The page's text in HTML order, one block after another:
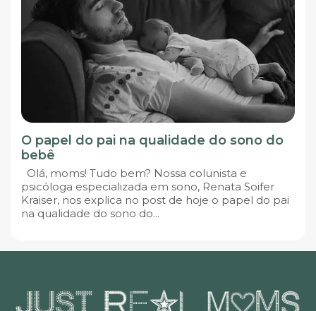
O papel do pai na qualidade do sono do
bebê
Olá, moms! Tudo bem? Nossa colunista e
psicóloga especializada em sono, Renata Soifer
Kraiser, nos explica no post de hoje o papel do pai
na qualidade do sono do...